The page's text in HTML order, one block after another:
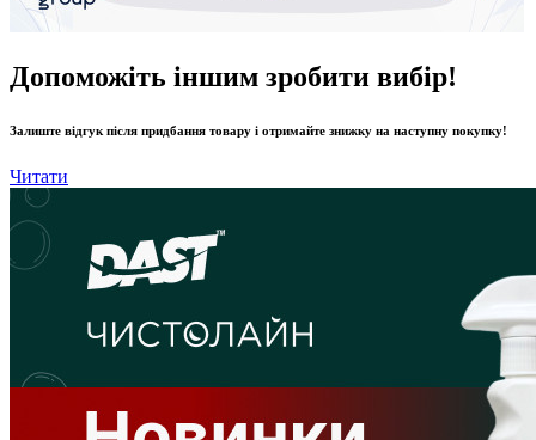
Допоможіть іншим зробити вибір!
Залиште відгук після придбання товару і отримайте знижку на наступну покупку!
Читати